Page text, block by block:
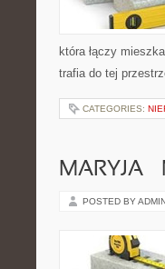
która łączy
trafia do tej
CATEGORIES:
MARYJA
POSTED BY